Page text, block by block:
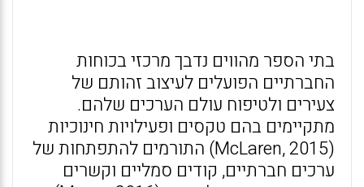
בתי הספר מהווים נדבך מרכזי בכוחות
החברתיים הפועלים לעיצוב זהותם של
צעירים ולטיפוח עולם הערכים שלהם.
מתקיימים בהם טקסים ופעילויות חינוכיות
(McLaren, 2015) התורמים להתפתחות של
ערכים חברתיים, קודים סמליים וקשרים